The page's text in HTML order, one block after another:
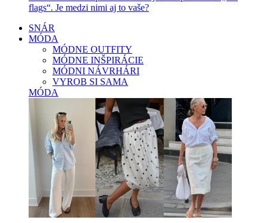
flags“. Je medzi nimi aj to vaše?
SNÁR
MÓDA
MÓDNE OUTFITY
MÓDNE INŠPIRÁCIE
MÓDNI NÁVRHÁRI
VYROB SI SAMA
MÓDA